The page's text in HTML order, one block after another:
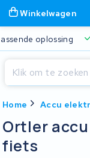
Winkelwagen
oplossing
Home Accu
Ortler
fiets
Begin te